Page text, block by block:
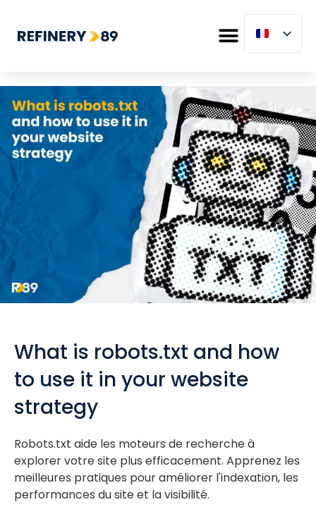
What is robots.txt and how
to use it in your website
strategy
Robots.txt aide les moteurs de recherche à
explorer votre site plus efficacement. Apprenez les
meilleures pratiques pour améliorer l'indexation, les
performances du site et la visibilité.